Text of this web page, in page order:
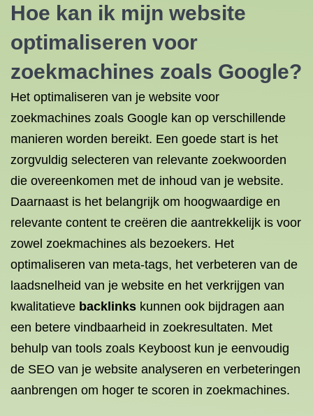
Hoe kan ik mijn website
optimaliseren voor
zoekmachines zoals Google?
Het optimaliseren van je website voor
zoekmachines zoals Google kan op verschillende
manieren worden bereikt. Een goede start is het
zorgvuldig selecteren van relevante zoekwoorden
die overeenkomen met de inhoud van je website.
Daarnaast is het belangrijk om hoogwaardige en
relevante content te creëren die aantrekkelijk is voor
zowel zoekmachines als bezoekers. Het
optimaliseren van meta-tags, het verbeteren van de
laadsnelheid van je website en het verkrijgen van
kwalitatieve backlinks kunnen ook bijdragen aan
een betere vindbaarheid in zoekresultaten. Met
behulp van tools zoals Keyboost kun je eenvoudig
de SEO van je website analyseren en verbeteringen
aanbrengen om hoger te scoren in zoekmachines.